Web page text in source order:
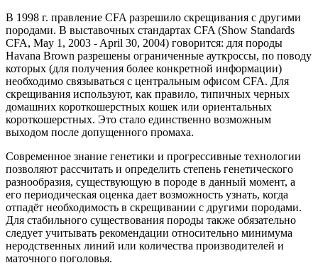
В 1998 г. правление CFA разрешило скрещивания с другими
породами. В выставочных стандартах CFA (Show Standards
CFA, May 1, 2003 - April 30, 2004) говорится: для породы
Havana Brown разрешены ограниченные ауткроссы, по поводу
которых (для получения более конкретной информации)
необходимо связываться с центральным офисом CFA. Для
скрещивания используют, как правило, типичных черных
домашних короткошерстных кошек или ориентальных
короткошерстных. Это стало единственно возможным
выходом после допущенного промаха.
Современное знание генетики и прогрессивные технологии
позволяют рассчитать и определить степень генетического
разнообразия, существующую в породе в данный момент, а
его периодическая оценка дает возможность узнать, когда
отпадёт необходимость в скрещивании с другими породами.
Для стабильного существования породы также обязательно
следует учитывать рекомендации относительно минимума
неродственных линий или количества производителей и
маточного поголовья.